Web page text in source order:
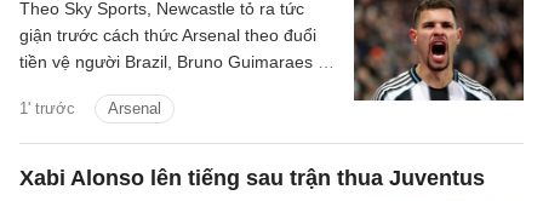
1' trước Arsenal
Theo Sky Sports, Newcastle tỏ ra tức
giận trước cách thức Arsenal theo đuổi
tiền vệ người Brazil, Bruno Guimaraes ở
Xabi Alonso lên tiếng sau trận thua Juventus